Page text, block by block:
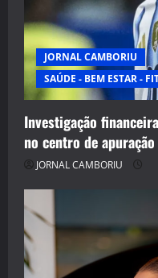
JORNAL CAMBORIU
SAÚDE - BEM ESTAR -
Investigação
no centro de
JORNAL CAMBORIU